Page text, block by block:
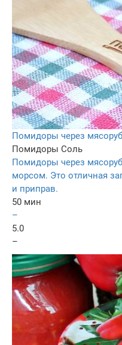
Помидоры через
Помидоры Соль
Помидоры через
морсом. Это отличная
и приправ.
50 мин
–
5.0
–